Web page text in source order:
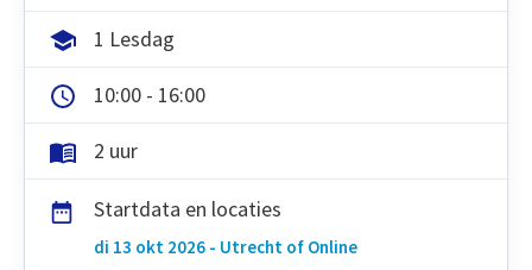
1 Lesdag
10:00 - 16:00
2 uur
Startdata en locaties
di 13 okt 2026 - Utrecht of Online